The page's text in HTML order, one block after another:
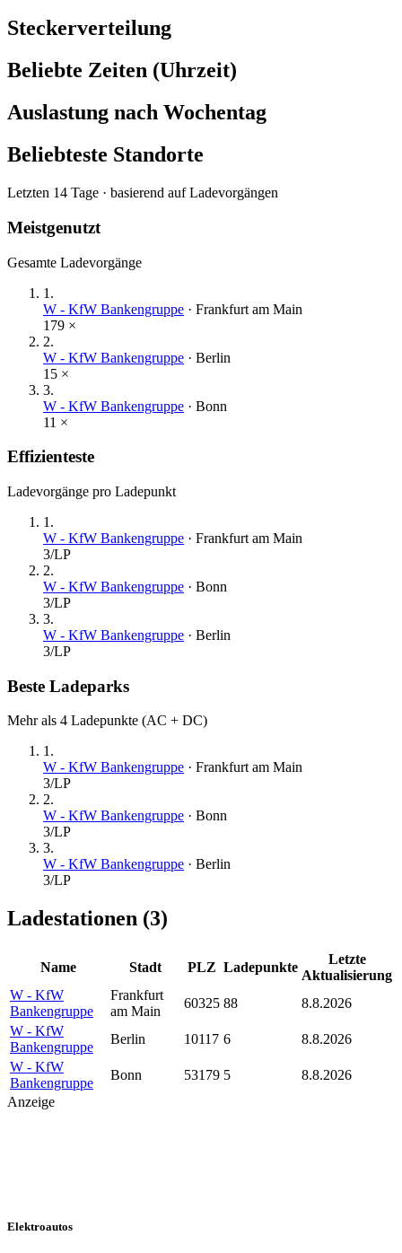
Steckerverteilung
Beliebte Zeiten (Uhrzeit)
Auslastung nach Wochentag
Beliebteste Standorte
Letzten 14 Tage · basierend auf Ladevorgängen
Meistgenutzt
Gesamte Ladevorgänge
1 .
W - KfW Bankengruppe · Frankfurt am Main
179 ×
2.
W - KfW Bankengruppe · Berlin
15 ×
3.
W - KfW Bankengruppe · Bonn
11 ×
Effizienteste
Ladevorgänge pro Ladepunkt
1 .
W - KfW Bankengruppe · Frankfurt am Main
3/LP
2.
W - KfW Bankengruppe · Bonn
3/LP
3.
W - KfW Bankengruppe · Berlin
3/LP
Beste Ladeparks
Mehr als 4 Ladepunkte (AC + DC)
1 .
W - KfW Bankengruppe · Frankfurt am Main
3/LP
2.
W - KfW Bankengruppe · Bonn
3/LP
3.
W - KfW Bankengruppe · Berlin
3/LP
Ladestationen (3)
Name Stadt PLZ Ladepunkte
Letzte
Aktualisierung
W - KfW
Bankengruppe
Frankfurt
am Main
60325 88
8.8.2026
W - KfW
Bankengruppe
Berlin 10117 6
8.8.2026
W - KfW
Bankengruppe
Bonn 53179 5
8.8.2026
Anzeige
Elektroautos